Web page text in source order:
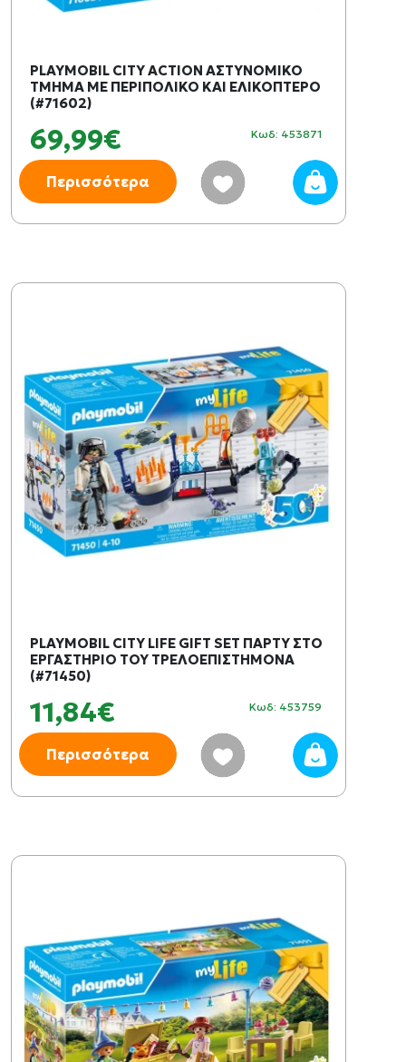
PLAYMOBIL CITY ACTION ΑΣΤΥΝΟΜΙΚΟ
ΤΜΗΜΑ ΜΕ ΠΕΡΙΠΟΛΙΚΟ ΚΑΙ ΕΛΙΚΟΠΤΕΡΟ
(#71602)
69,99€ Κωδ: 453871
Περισσότερα
PLAYMOBIL CITY LIFE GIFT SET ΠΑΡΤΥ ΣΤΟ
ΕΡΓΑΣΤΗΡΙΟ ΤΟΥ ΤΡΕΛΟΕΠΙΣΤΗΜΟΝΑ
(#71450)
11,84€ Κωδ: 453759
Περισσότερα